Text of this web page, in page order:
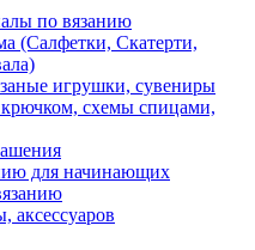
по вязанию
(Салфетки, Скатерти,
игрушки, сувениры
схемы спицами,
для начинающих
аксессуаров